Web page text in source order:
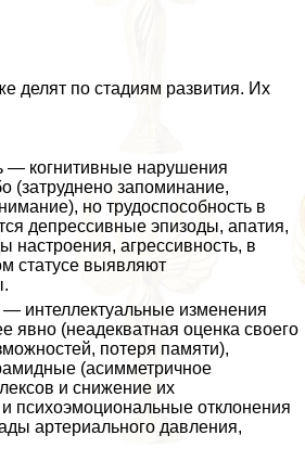
делят по стадиям развития. Их
— когнитивные нарушения
(затруднено запоминание,
но трудоспособность в
депрессивные эпизоды, апатия,
настроения, агрессивность, в
статусе выявляют
— интеллектуальные изменения
явно (неадекватная оценка своего
потеря памяти),
(асимметричное
и снижение их
психоэмоциональные отклонения
артериального давления,